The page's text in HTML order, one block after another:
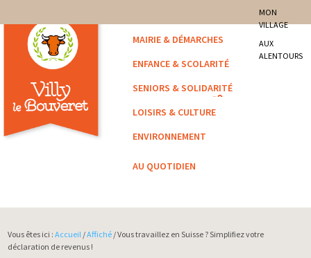
Villy-le-Bouveret
MON
VILLAGE
AUX
ALENTOURS
MAIRIE & DÉMARCHES
ENFANCE & SCOLARITÉ
SENIORS & SOLIDARITÉ
LOISIRS & CULTURE
ENVIRONNEMENT
AU QUOTIDIEN
Vous êtes ici :Accueil /Affiché / Vous travaillez en Suisse ? Simplifiez votre
déclaration de revenus !